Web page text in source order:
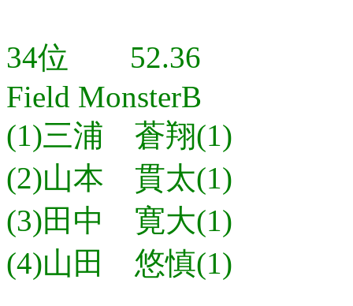
34位 52.36
Field MonsterB
(1)三浦 蒼翔(1)
(2)山本 貫太(1)
(3)田中 寛大(1)
(4)山田 悠慎(1)